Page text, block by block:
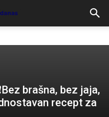
brašna, bez jaja,
recept za